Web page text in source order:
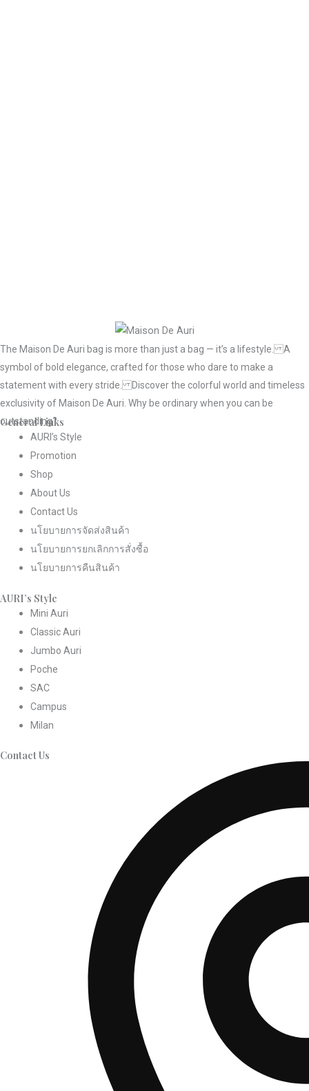
The Maison De Auri bag is more than just a bag — it’s a lifestyle. A
symbol of bold elegance, crafted for those who dare to make a
statement with every stride. Discover the colorful world and timeless
exclusivity of Maison De Auri. Why be ordinary when you can be
outstanding?
General Links
AURI’s Style
Promotion
Shop
About Us
Contact Us
นโยบายการจัดส่งสินค้า
นโยบายการยกเลิกการสั่งซื้อ
นโยบายการคืนสินค้า
AURI’s Style
Mini Auri
Classic Auri
Jumbo Auri
Poche
SAC
Campus
Milan
Contact Us